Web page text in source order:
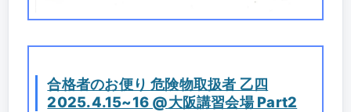
合格者のお便り 危険物取扱者 乙四
2025.4.15~16 @大阪講習会場 Part2